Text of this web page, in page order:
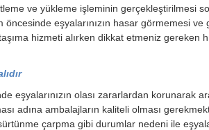
ve yükleme işleminin gerçekleştirilmesi
eşyalarınızın hasar görmemesi ve
hizmeti alırken dikkat etmeniz
eşyalarınızın olası zararlardan korunarak
adına ambalajların kaliteli olması
sürtünme çarpma gibi durumlar nedeni ile